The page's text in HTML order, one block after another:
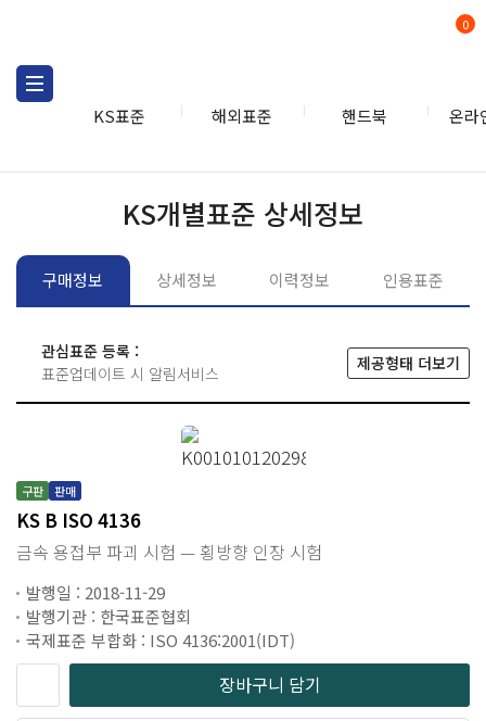
KS표준 해외표준 핸드북 온라
0
KS개별표준 상세정보
구매정보 상세정보 이력정보 인용표준
관심표준 등록 :
표준업데이트 시 알림서비스
제공형태 더보기
구판 판매
KS B ISO 4136
금속 용접부 파괴 시험 — 횡방향 인장 시험
발행일 : 2018-11-29
발행기관 : 한국표준협회
국제표준 부합화 : ISO 4136:2001(IDT)
장바구니 담기